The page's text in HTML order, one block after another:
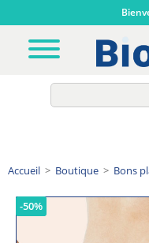
Accueil > Boutique > Bons
-50%